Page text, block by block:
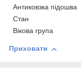
Антиковзка підошва
Стан
Вікова група
Приховати